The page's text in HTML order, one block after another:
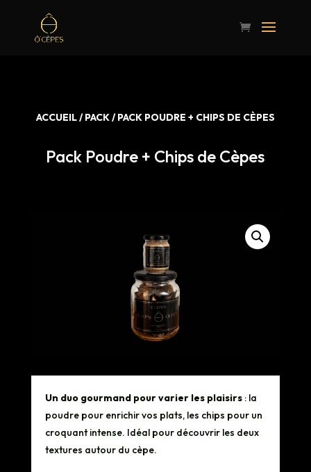
ACCUEIL/PACK/ PACK POUDRE + CHIPS DE CÈPES
Pack Poudre + Chips de Cèpes
Un duo gourmand pour varier les plaisirs: la
poudre pour enrichir vos plats, les chips pour un
croquant intense. Idéal pour découvrir les deux
textures autour du cèpe.